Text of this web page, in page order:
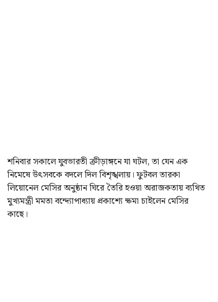
শনিবার সকালে যুবভারতী ক্রীড়াঙ্গনে যা ঘটল, তা যেন এক
নিমেষে উৎসবকে বদলে দিল বিশৃঙ্খলায়। ফুটবল তারকা
লিয়োনেল মেসির অনুষ্ঠান ঘিরে তৈরি হওয়া অরাজকতায় ব্যথিত
মুখ্যমন্ত্রী মমতা বন্দ্যোপাধ্যায় প্রকাশ্যে ক্ষমা চাইলেন মেসির
কাছে।